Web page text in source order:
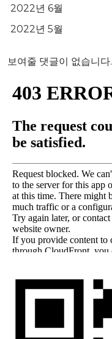
2022년 6월
2022년 5월
보여줄 댓글이 없습니다.